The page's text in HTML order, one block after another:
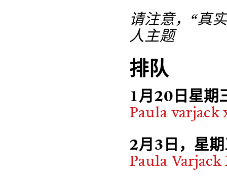
请注意，“真
人主题
排队
1月20日星期
Paula varjack
2月3日，星
Paula